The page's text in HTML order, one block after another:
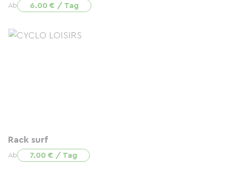
Ab 6.00 € / Tag
Rack surf
Ab 7.00 € / Tag